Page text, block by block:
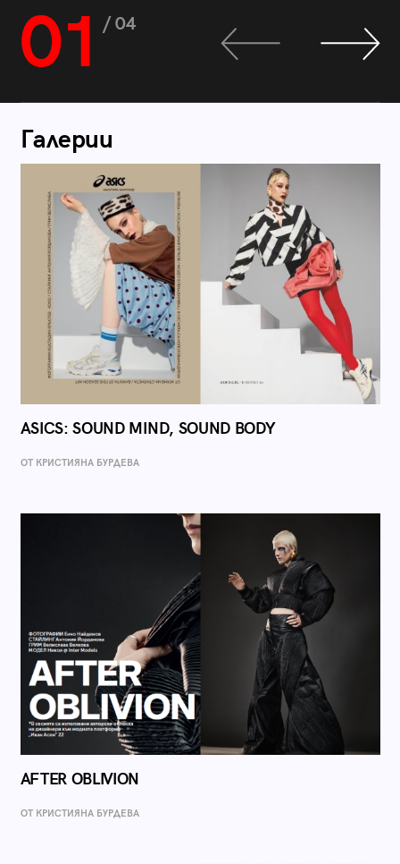
01 / 04
Галерии
ASICS: SOUND MIND, SOUND BODY
ОТ КРИСТИЯНА БУРДЕВА
AFTER OBLIVION
ОТ КРИСТИЯНА БУРДЕВА